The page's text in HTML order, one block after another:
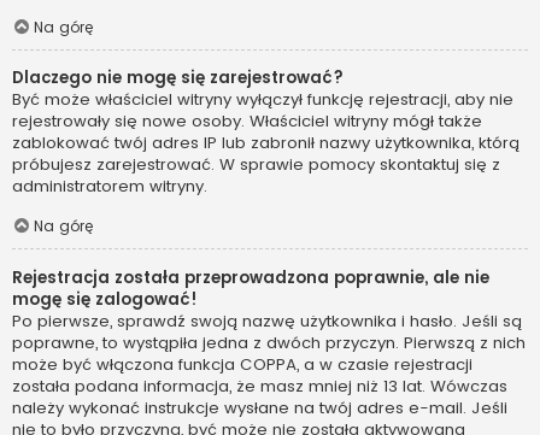
Na górę
Dlaczego nie mogę się zarejestrować?
Być może właściciel witryny wyłączył funkcję rejestracji, aby nie
rejestrowały się nowe osoby. Właściciel witryny mógł także
zablokować twój adres IP lub zabronił nazwy użytkownika, którą
próbujesz zarejestrować. W sprawie pomocy skontaktuj się z
administratorem witryny.
Na górę
Rejestracja została przeprowadzona poprawnie, ale nie
mogę się zalogować!
Po pierwsze, sprawdź swoją nazwę użytkownika i hasło. Jeśli są
poprawne, to wystąpiła jedna z dwóch przyczyn. Pierwszą z nich
może być włączona funkcja COPPA, a w czasie rejestracji
została podana informacja, że masz mniej niż 13 lat. Wówczas
należy wykonać instrukcje wysłane na twój adres e-mail. Jeśli
nie to było przyczyną, być może nie została aktywowana